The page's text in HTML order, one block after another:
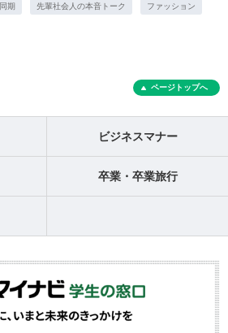
同期 先輩社会人の本音トーク ファッション
ページトップへ
ビジネスマナー
卒業・卒業旅行